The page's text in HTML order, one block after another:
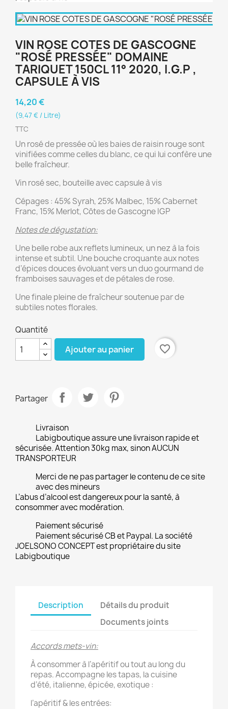
VIN ROSE COTES DE GASCOGNE
"ROSÉ PRESSÉE" DOMAINE
TARIQUET 150CL 11° 2020, I.G.P ,
CAPSULE À VIS
14,20 €
(9,47 € / Litre)
TTC
Un rosé de pressée où les baies de raisin rouge sont
vinifiées comme celles du blanc, ce qui lui confère une
belle fraîcheur.
Vin rosé sec, bouteille avec capsule à vis
Cépages : 45% Syrah, 25% Malbec, 15% Cabernet
Franc, 15% Merlot, Côtes de Gascogne IGP
Notes de dégustation:
Une belle robe aux reflets lumineux, un nez à la fois
intense et subtil. Une bouche croquante aux notes
d’épices douces évoluant vers un duo gourmand de
framboises sauvages et de pétales de rose.
Une finale pleine de fraîcheur soutenue par de
subtiles notes florales.
Quantité
Ajouter au panier favorite_border
Partager
Livraison
Labigboutique assure une livraison rapide et
sécurisée. Attention 30kg max, sinon AUCUN
TRANSPORTEUR
Merci de ne pas partager le contenu de ce site
avec des mineurs
L’abus d’alcool est dangereux pour la santé, à
consommer avec modération.
Paiement sécurisé
Paiement sécurisé CB et Paypal. La société
JOELSONO CONCEPT est propriétaire du site
Labigboutique
Description
Détails du produit
Documents joints
Accords mets-vin:
À consommer à l’apéritif ou tout au long du
repas. Accompagne les tapas, la cuisine
d’été, italienne, épicée, exotique :
l’apéritif & les entrées: